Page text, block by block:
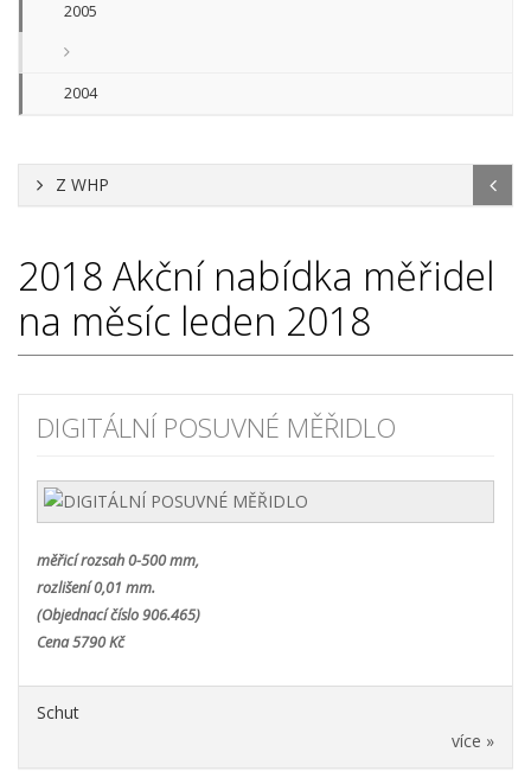
2005
2004
Z WHP
2018 Akční nabídka měřidel
na měsíc leden 2018
DIGITÁLNÍ POSUVNÉ MĚŘIDLO
měřicí rozsah 0-500 mm,
rozlišení 0,01 mm.
(Objednací číslo 906.465)
Cena 5790 Kč
Schut
více »